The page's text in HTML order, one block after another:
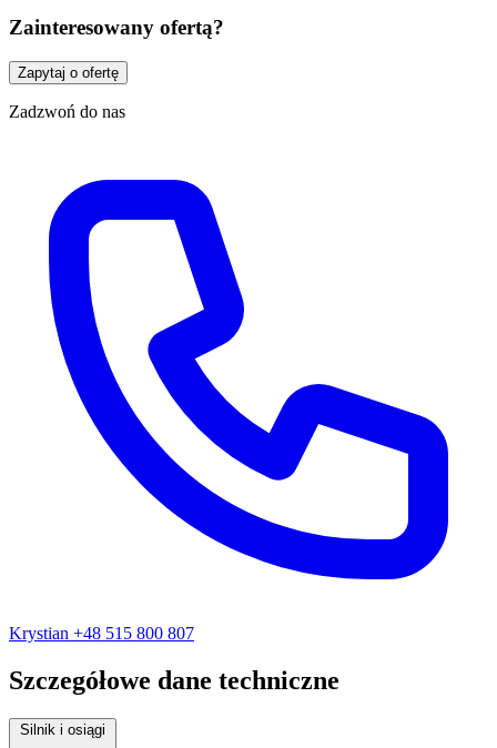
Zainteresowany ofertą?
Zapytaj o ofertę
Zadzwoń do nas
Krystian +48 515 800 807
Szczegółowe dane techniczne
Silnik i osiągi